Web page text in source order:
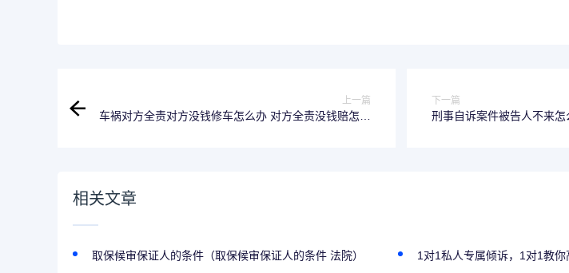
上一篇
车祸对方全责对方没钱修车怎么办 对方全责没钱赔怎么
下一篇
刑事自诉案件被告人不来
相关文章
取保候审保证人的条件（取保候审保证人的条件 法院） 1对1私人专属倾诉，1对1教